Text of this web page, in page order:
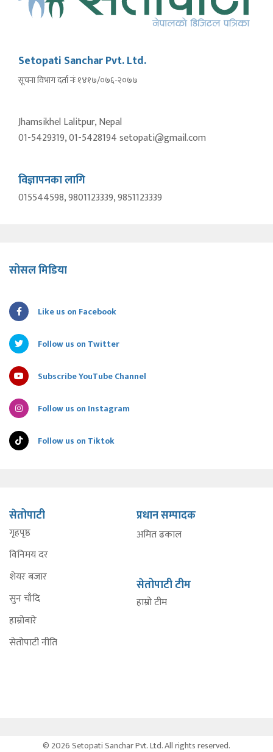
Setopati Sanchar Pvt. Ltd.
सूचना विभाग दर्ता नंः १४१७/०७६-२०७७
Jhamsikhel Lalitpur, Nepal
01-5429319, 01-5428194 setopati@gmail.com
विज्ञापनका लागि
015544598, 9801123339, 9851123339
सोसल मिडिया
Like us on Facebook
Follow us on Twitter
Subscribe YouTube Channel
Follow us on Instagram
Follow us on Tiktok
सेतोपाटी
गृहपृष्ठ
विनिमय दर
शेयर बजार
सुन चाँदि
हाम्रोबारे
सेतोपाटी नीति
प्रधान सम्पादक
अमित ढकाल
सेतोपाटी टीम
हाम्रो टीम
© 2026 Setopati Sanchar Pvt. Ltd. All rights reserved.